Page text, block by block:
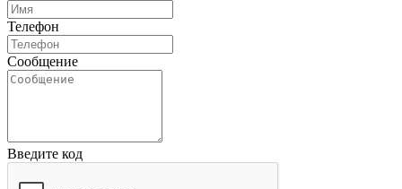
Телефон
Сообщение
Введите код